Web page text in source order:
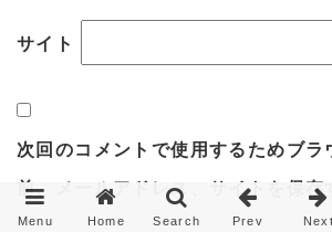
サイト
次回のコメントで使用するためブラ
前、メールアドレス、サイトを保存
Menu Home Search Prev Next